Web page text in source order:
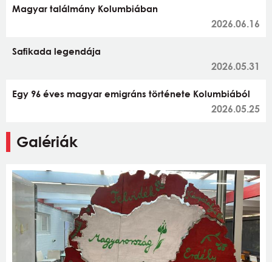
Magyar találmány Kolumbiában
2026.06.16
Safikada legendája
2026.05.31
Egy 96 éves magyar emigráns története Kolumbiából
2026.05.25
Galériák